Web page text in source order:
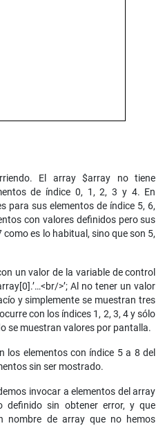
El array $array no tiene
de índice 0, 1, 2, 3 y 4. En
para sus elementos de índice 5, 6,
con valores definidos pero sus
como es lo habitual, sino que son 5,
un valor de la variable de control
>’; Al no tener un valor
y simplemente se muestran tres
con los índices 1, 2, 3, 4 y sólo
se muestran valores por pantalla.
los elementos con índice 5 a 8 del
sin ser mostrado.
invocar a elementos del array
definido sin obtener error, y que
nombre de array que no hemos